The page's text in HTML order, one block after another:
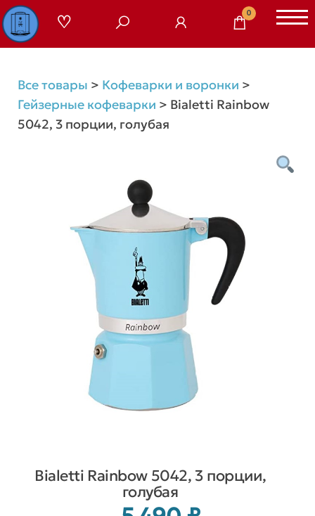
Перейти
к
содержимому
0
Все товары > Кофеварки и воронки >
Гейзерные кофеварки > Bialetti Rainbow
5042, 3 порции, голубая
Bialetti Rainbow 5042, 3 порции,
голубая